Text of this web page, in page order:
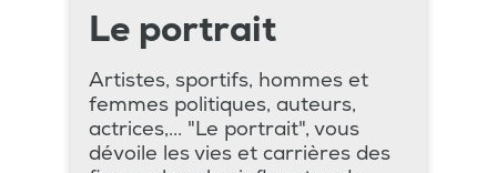
Le portrait
Artistes, sportifs, hommes et
femmes politiques, auteurs,
actrices,... "Le portrait", vous
dévoile les vies et carrières des